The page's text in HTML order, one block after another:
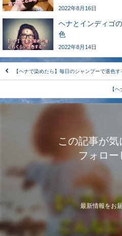
2022年8月16日
ヘナとインディゴ
色
2022年8月14日
【ヘナで染めたら】毎日のシャンプーで退色す
【
この記事が気
フォロー
最新情報をお